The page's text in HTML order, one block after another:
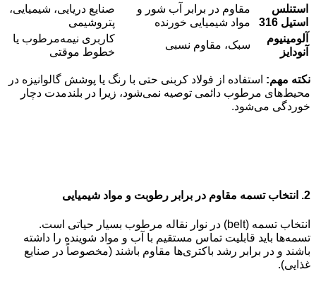
استنلس
استیل 316
مقاوم در برابر آب شور و
مواد شیمیایی خورنده
صنایع دریایی، شیمیایی،
پتروشیمی
آلومینیوم
آنودایز
سبک، مقاوم نسبی
کاربری نیمه‌مرطوب یا
خطوط موقتی
نکته مهم: استفاده از فولاد کربنی حتی با رنگ یا پوشش گالوانیزه در
محیط‌های مرطوب دائمی توصیه نمی‌شود، زیرا در بلندمدت دچار
خوردگی می‌شود.
2. انتخاب تسمه مقاوم در برابر رطوبت و مواد شیمیایی
انتخاب تسمه (belt) در نوار نقاله مرطوب بسیار حیاتی است.
تسمه‌ها باید قابلیت تماس مستقیم با آب و مواد شوینده را داشته
باشند و در برابر رشد باکتری‌ها مقاوم باشند (مخصوصاً در صنایع
غذایی).